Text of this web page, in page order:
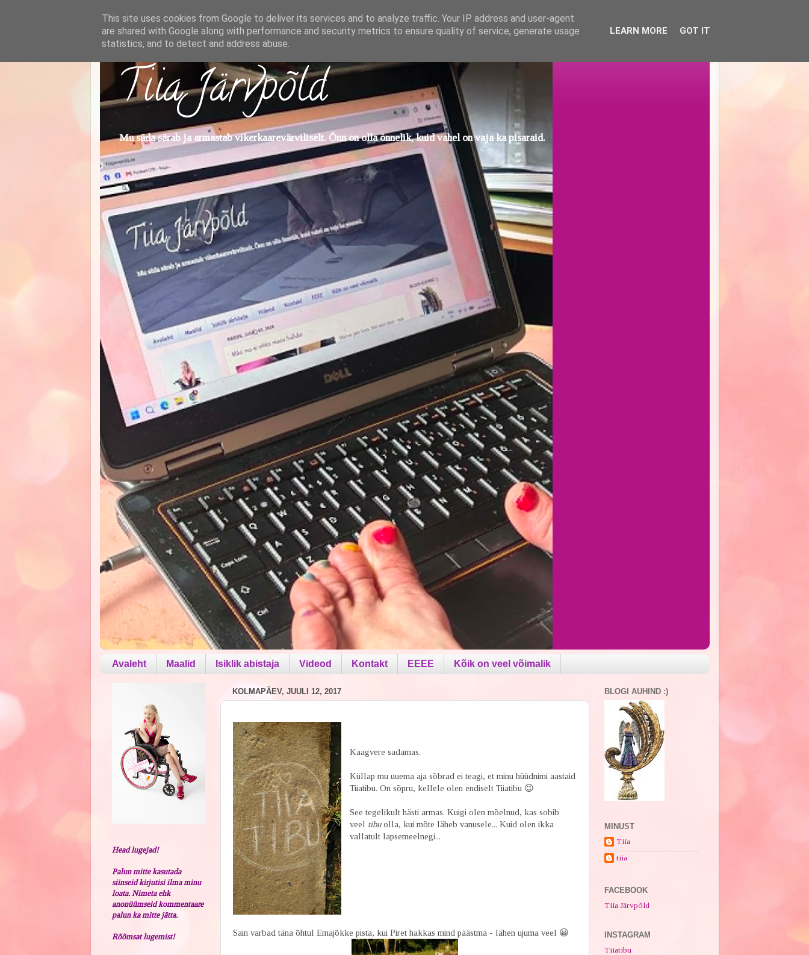
Tiia Järvpõld
Mu süda särab ja armastab vikerkaarevärviliselt. Õnn on olla õnnelik, kuid vahel on vaja ka pisaraid.
Avaleht Maalid Isiklik abistaja Videod Kontakt EEEE Kõik on veel võimalik
KOLMAPÄEV, JUULI 12, 2017
Kaagvere sadamas.
Küllap mu uuema aja sõbrad ei teagi, et minu hüüdnimi aastaid
Tiiatibu. On sõpru, kellele olen endiselt Tiiatibu 😉
See tegelikult hästi armas. Kuigi olen mõelnud, kas sobib
veel tibuolla, kui mõte läheb vanusele... Kuid olen ikka
vallatult lapsemeelnegi...
Sain varbad täna õhtul Emajõkke pista, kui Piret hakkas mind päästma - lähen ujuma veel 😀
Head lugejad!
Palun mitte kasutada
siinseid kirjutisi ilma minu
loata. Nimeta ehk
anonüümseid kommentaare
palun ka mitte jätta.
Rõõmsat lugemist!
BLOGI AUHIND :)
MINUST
Tiia
tiia
FACEBOOK
Tiia Järvpõld
INSTAGRAM
Tiiatibu
This site uses cookies from Google to deliver its services and to analyze traffic. Your IP address and user-agent
are shared with Google along with performance and security metrics to ensure quality of service, generate usage
statistics, and to detect and address abuse.
LEARN MORE GOT IT